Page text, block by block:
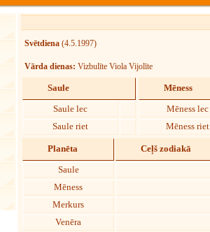
Svētdiena (4.5.1997)
Vārda dienas: Vizbulīte Viola Vijolīte
Saule
Saule lec
Saule riet
Mēness
Mēness lec
Mēness riet
Planēta Ceļš zodiakā
Saule
Mēness
Merkurs
Venēra